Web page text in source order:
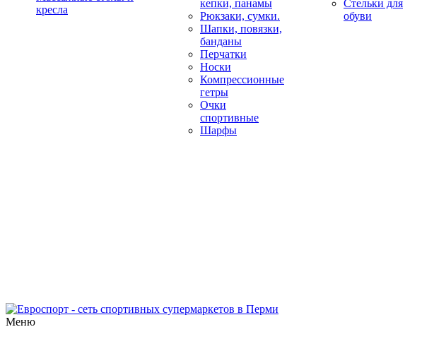
кресла
кепки, панамы
Рюкзаки, сумки.
Шапки, повязки,
банданы
Перчатки
Носки
Компрессионные
гетры
Очки
спортивные
Шарфы
Стельки для
обуви
Меню